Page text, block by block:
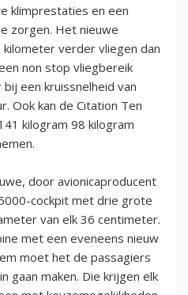
klimprestaties en een
zorgen. Het nieuwe
verder vliegen dan
non stop vliegbereik
een kruissnelheid van
Ook kan de Citation Ten
kilogram 98 kilogram
door avionicaproducent
cockpit met drie grote
van elk 36 centimeter.
met een eveneens nieuw
moet het de passagiers
gaan maken. Die krijgen elk